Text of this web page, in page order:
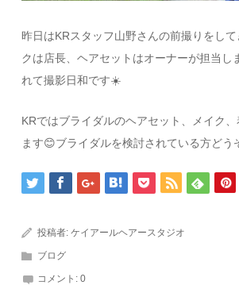
昨日はKRスタッフ山野さんの前撮りをし
クは店長、ヘアセットはオーナーが担当し
れて撮影日和です☀️
KRではブライダルのヘアセット、メイク
ます😊ブライダルを検討されている方どう
投稿者:ケイアールヘアースタジオ
ブログ
コメント:0